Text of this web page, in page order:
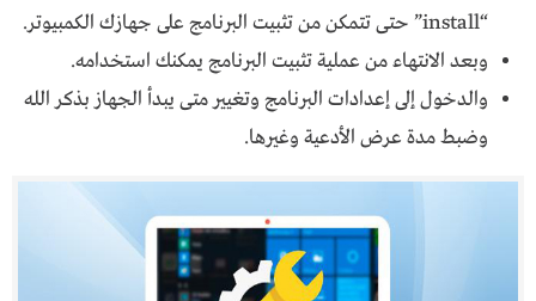
“install” حتى تتمكن من تثبيت البرنامج على جهازك الكمبيوتر.
وبعد الانتهاء من عملية تثبيت البرنامج يمكنك استخدامه.
والدخول إلى إعدادات البرنامج وتغيير متى يبدأ الجهاز بذكر الله
وضبط مدة عرض الأدعية وغيرها.